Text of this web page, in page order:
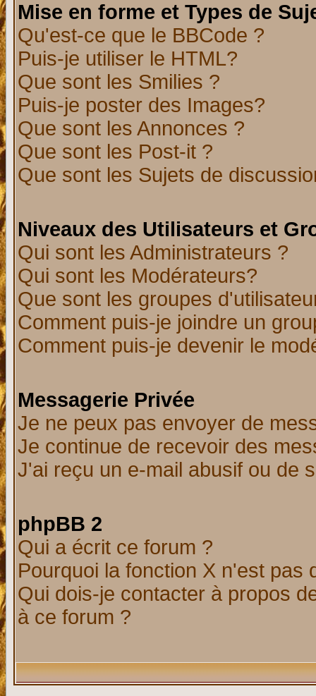
Mise en forme et Types de
Qu'est-ce que le BBCode ?
Puis-je utiliser le HTML?
Que sont les Smilies ?
Puis-je poster des Images?
Que sont les Annonces ?
Que sont les Post-it ?
Que sont les Sujets de
Niveaux des Utilisateurs et
Qui sont les Administrateurs ?
Qui sont les Modérateurs?
Que sont les groupes
Comment puis-je joindre un
Comment puis-je devenir le
Messagerie Privée
Je ne peux pas envoyer de
Je continue de recevoir des
J'ai reçu un e-mail abusif ou de
phpBB 2
Qui a écrit ce forum ?
Pourquoi la fonction X n'est pas
Qui dois-je contacter à propos
à ce forum ?